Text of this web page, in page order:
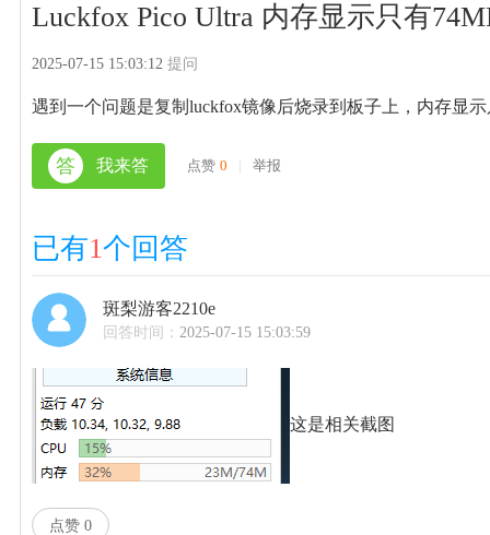
Luckfox Pico Ultra 内存显示只有
2025-07-15 15:03:12提问
遇到一个问题是复制luckfox镜像后烧录到板子上，内存显
答 我来答 点赞 0 | 举报
已有1个回答
斑梨游客2210e
回答时间：2025-07-15 15:03:59
这是相关截图
点赞 0